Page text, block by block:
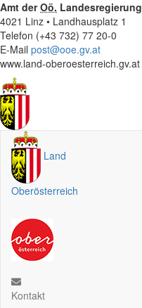
Amt derOö. Landesregierung
4021 Linz • Landhausplatz 1
Telefon (+43 732) 77 20-0
E-Mail post@ooe.gv.at
www.land-oberoesterreich.gv.at
Land
Oberösterreich
Kontakt